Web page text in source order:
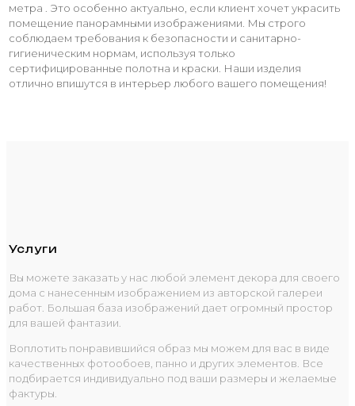
метра . Это особенно актуально, если клиент хочет украсить
помещение панорамными изображениями. Мы строго
соблюдаем требования к безопасности и санитарно-
гигиеническим нормам, используя только
сертифицированные полотна и краски. Наши изделия
отлично впишутся в интерьер любого вашего помещения!
Услуги
Вы можете заказать у нас любой элемент декора для своего
дома с нанесенным изображением из авторской галереи
работ. Большая база изображений дает огромный простор
для вашей фантазии.
Воплотить понравившийся образ мы можем для вас в виде
качественных фотообоев, панно и других элементов. Все
подбирается индивидуально под ваши размеры и желаемые
фактуры.